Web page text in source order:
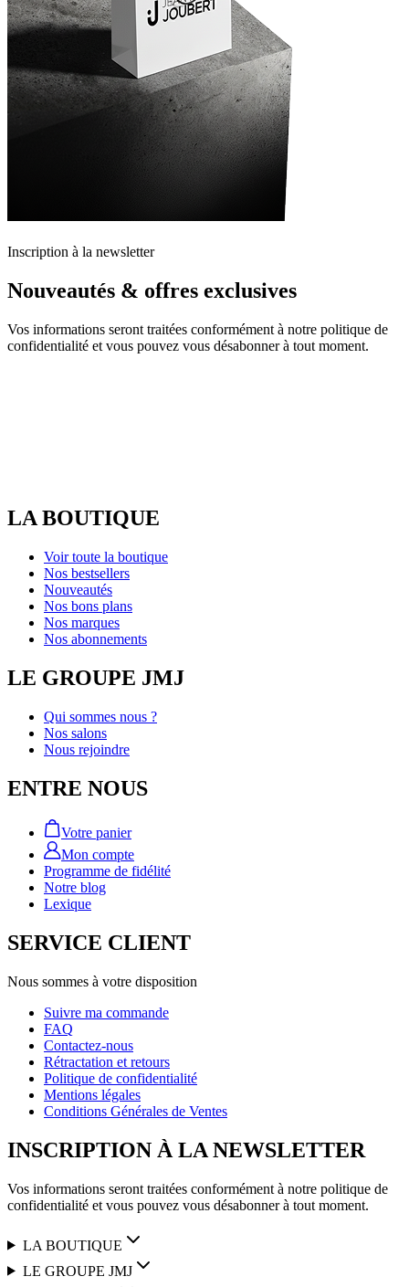
Inscription à la newsletter
Nouveautés & offres exclusives
Vos informations seront traitées conformément à notre politique de
confidentialité et vous pouvez vous désabonner à tout moment.
LA BOUTIQUE
Voir toute la boutique
Nos bestsellers
Nouveautés
Nos bons plans
Nos marques
Nos abonnements
LE GROUPE JMJ
Qui sommes nous ?
Nos salons
Nous rejoindre
ENTRE NOUS
Votre panier
Mon compte
Programme de fidélité
Notre blog
Lexique
SERVICE CLIENT
Nous sommes à votre disposition
Suivre ma commande
FAQ
Contactez-nous
Rétractation et retours
Politique de confidentialité
Mentions légales
Conditions Générales de Ventes
INSCRIPTION À LA NEWSLETTER
Vos informations seront traitées conformément à notre politique de
confidentialité et vous pouvez vous désabonner à tout moment.
LA BOUTIQUE
LE GROUPE JMJ